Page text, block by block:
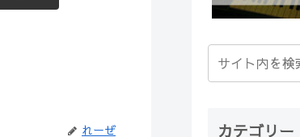
れーぜ カテゴリー